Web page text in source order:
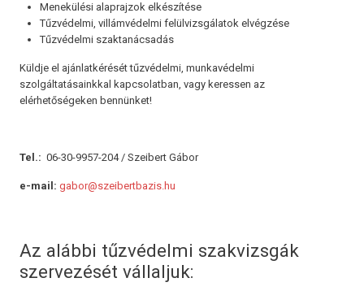
Menekülési alaprajzok elkészítése
Tűzvédelmi, villámvédelmi felülvizsgálatok elvégzése
Tűzvédelmi szaktanácsadás
Küldje el ajánlatkérését tűzvédelmi, munkavédelmi
szolgáltatásainkkal kapcsolatban, vagy keressen az
elérhetőségeken bennünket!
Tel.: 06-30-9957-204 / Szeibert Gábor
e-mail: gabor@szeibertbazis.hu
Az alábbi tűzvédelmi szakvizsgák
szervezését vállaljuk: